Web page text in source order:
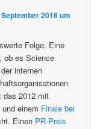
2016 um
Folge. Eine
ob es Science
internen
das 2012 mit
einem Finale bei
Einen PR-Preis